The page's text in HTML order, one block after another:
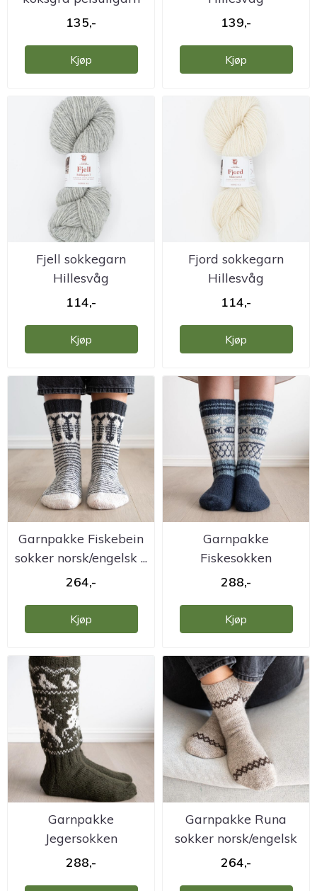
Hillesvåg
135,-
Kjøp
Ullvarefabrikk
139,-
Kjøp
Fjell sokkegarn
Hillesvåg
Ullvarefabrikk
114,-
Kjøp
Fjord sokkegarn
Hillesvåg
Ullvarefabrikk
114,-
Kjøp
Garnpakke Fiskebein
sokker norsk/engelsk ...
264,-
Kjøp
Garnpakke
Fiskesokken
norsk/engelsk
288,-
Kjøp
Garnpakke
Jegersokken
norsk/engelsk
288,-
Garnpakke Runa
sokker norsk/engelsk
Hillesvåg
264,-